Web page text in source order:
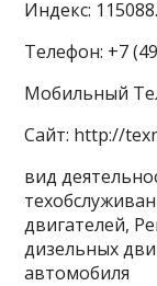
Индекс:
Телефон: +7
Мобильный
Сайт: http://
вид
двигателей,
дизельных
автомобиля